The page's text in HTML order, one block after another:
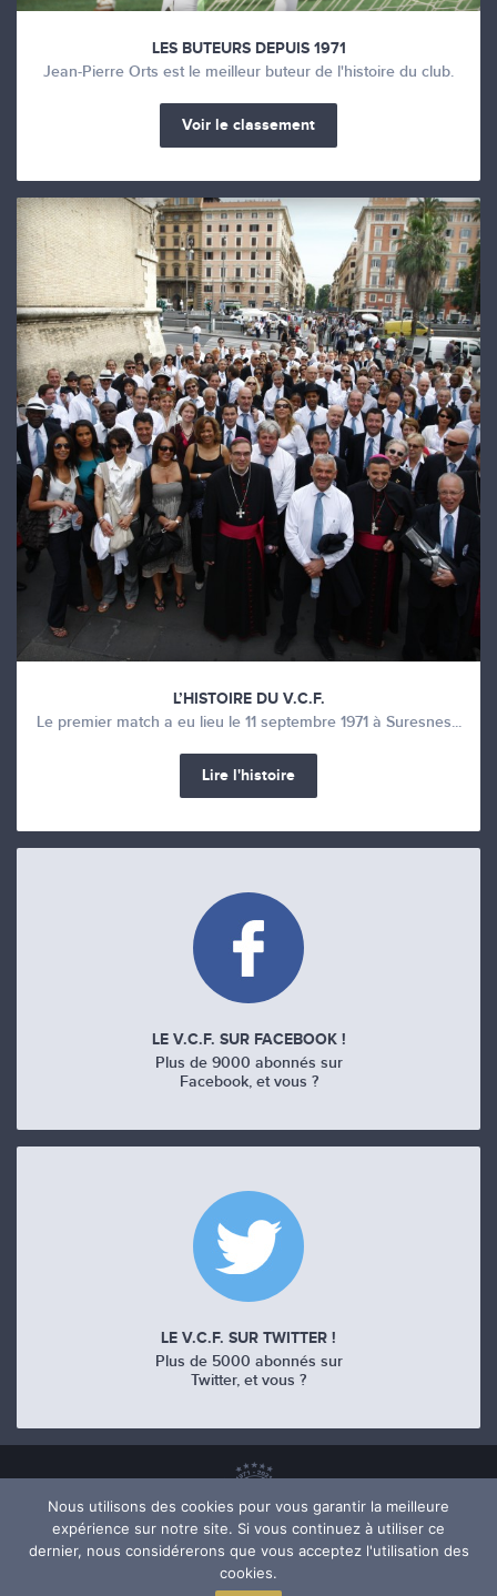
LES BUTEURS DEPUIS 1971
Jean-Pierre Orts est le meilleur buteur de l'histoire du club.
Voir le classement
L’HISTOIRE DU V.C.F.
Le premier match a eu lieu le 11 septembre 1971 à Suresnes...
Lire l'histoire
LE V.C.F. SUR FACEBOOK !
Plus de 9000 abonnés sur
Facebook, et vous ?
LE V.C.F. SUR TWITTER !
Plus de 5000 abonnés sur
Twitter, et vous ?
Nous utilisons des cookies pour vous garantir la meilleure
expérience sur notre site. Si vous continuez à utiliser ce
dernier, nous considérerons que vous acceptez l'utilisation des
cookies.